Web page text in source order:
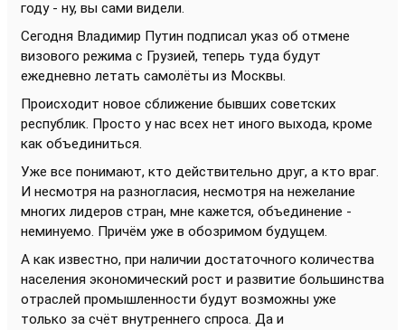
году - ну, вы сами видели.
Сегодня Владимир Путин подписал указ об отмене
визового режима с Грузией, теперь туда будут
ежедневно летать самолёты из Москвы.
Происходит новое сближение бывших советских
республик. Просто у нас всех нет иного выхода, кроме
как объединиться.
Уже все понимают, кто действительно друг, а кто враг.
И несмотря на разногласия, несмотря на нежелание
многих лидеров стран, мне кажется, объединение -
неминуемо. Причём уже в обозримом будущем.
А как известно, при наличии достаточного количества
населения экономический рост и развитие большинства
отраслей промышленности будут возможны уже
только за счёт внутреннего спроса. Да и